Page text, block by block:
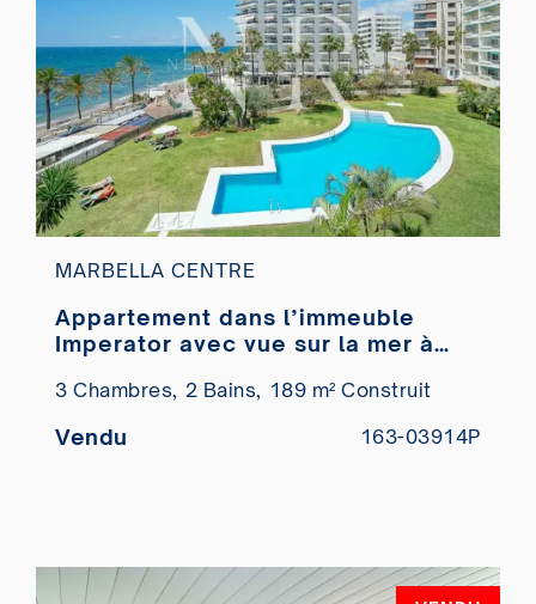
MARBELLA CENTRE
Appartement dans l’immeuble
Imperator avec vue sur la mer à
3 Chambres, 2 Bains, 189 m² Construit
Vendu 163-03914P